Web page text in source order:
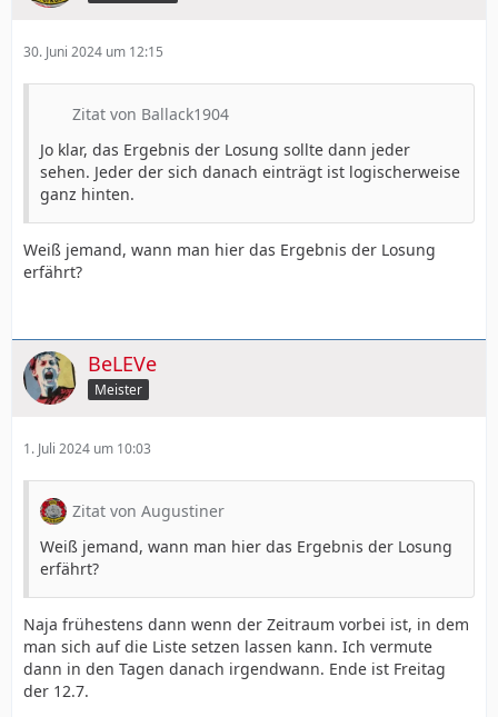
30. Juni 2024 um 12:15
Zitat von Ballack1904
Jo klar, das Ergebnis der Losung sollte dann jeder
sehen. Jeder der sich danach einträgt ist logischerweise
ganz hinten.
Weiß jemand, wann man hier das Ergebnis der Losung
erfährt?
BeLEVe
Meister
1. Juli 2024 um 10:03
Zitat von Augustiner
Weiß jemand, wann man hier das Ergebnis der Losung
erfährt?
Naja frühestens dann wenn der Zeitraum vorbei ist, in dem
man sich auf die Liste setzen lassen kann. Ich vermute
dann in den Tagen danach irgendwann. Ende ist Freitag
der 12.7.